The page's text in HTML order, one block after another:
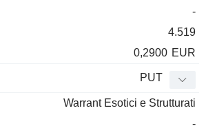
-
4.519
0,2900 EUR
PUT
Warrant Esotici e Strutturati
-